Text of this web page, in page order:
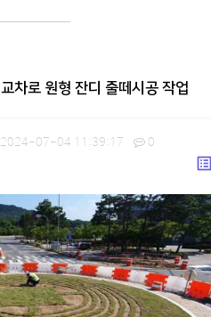
차로 원형 잔디 줄떼시공 작업
2024-07-04 11:39:17 0